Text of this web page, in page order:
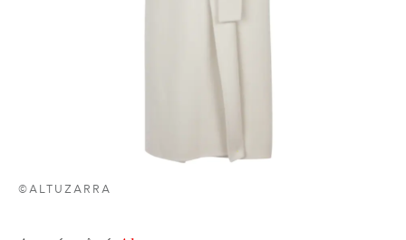
©ALTUZARRA